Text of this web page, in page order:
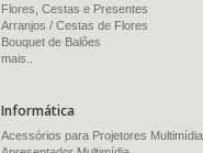
Flores, Cestas e Presentes
Arranjos / Cestas de Flores
Bouquet de Balões
mais..
Informática
Acessórios para Projetores Multimídia